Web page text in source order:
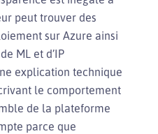
peut trouver des
sur Azure ainsi
ML et d’IP
explication technique
le comportement
de la plateforme
parce que